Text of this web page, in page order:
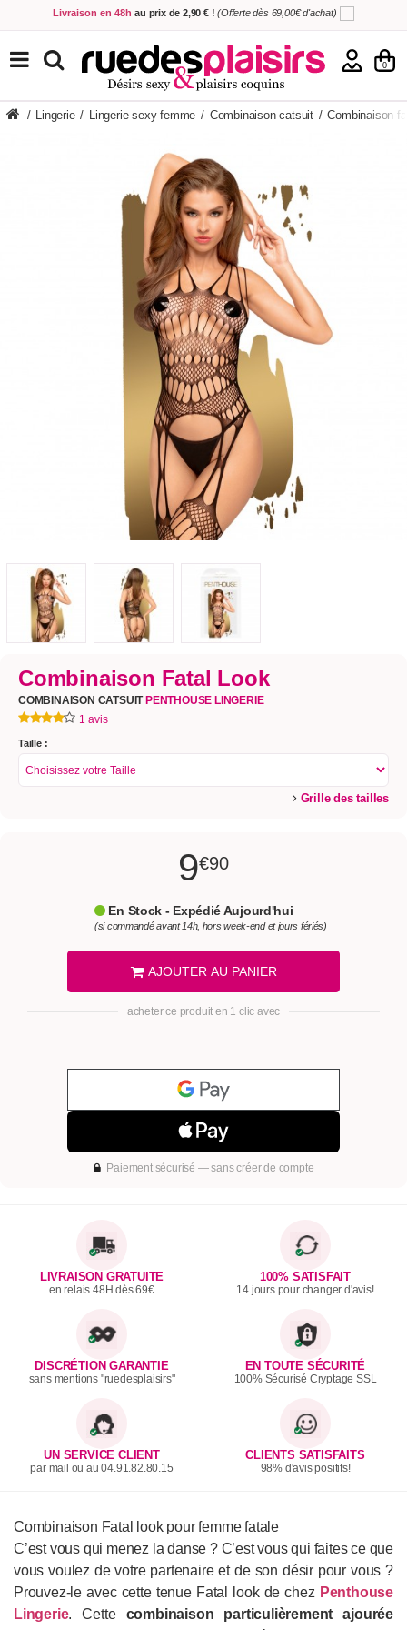
Livraison en 48h au prix de 2,90 € ! (Offerte dès 69,00€ d'achat)
5,00€ offerts en échange de votre avissur votre commande !
Achetez aujourd'hui. Décidez quand payer !
0
TOUS NOS PRODUITS
/ Lingerie / Lingerie sexy femme / Combinaison catsuit / Combinaison
Combinaison Fatal Look
COMBINAISON CATSUIT PENTHOUSE LINGERIE
1 avis
Taille :
Grille des tailles
9€90
En Stock - Expédié Aujourd'hui
(si commandé avant 14h, hors week-end et jours fériés)
AJOUTER AU PANIER
acheter ce produit en 1 clic avec
Paiement sécurisé — sans créer de compte
LIVRAISON GRATUITE
en relais 48H dès 69€
100% SATISFAIT
14 jours pour changer d'avis!
DISCRÉTION GARANTIE
sans mentions "ruedesplaisirs"
EN TOUTE SÉCURITÉ
100% Sécurisé Cryptage SSL
UN SERVICE CLIENT
par mail ou au 04.91.82.80.15
CLIENTS SATISFAITS
98% d'avis positifs!
Combinaison Fatal look pour femme fatale
C’est vous qui menez la danse ? C’est vous qui faites ce que
vous voulez de votre partenaire et de son désir pour vous ?
Prouvez-le avec cette tenue Fatal look de chez Penthouse
Lingerie. Cette combinaison particulièrement ajourée